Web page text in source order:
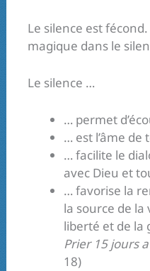
Le silence est
magique dans le
Le silence …
… permet
… est l’âme de
… facilite le
avec Dieu et
… favorise la
la source de la
liberté et de la
Prier 15 jours
18)